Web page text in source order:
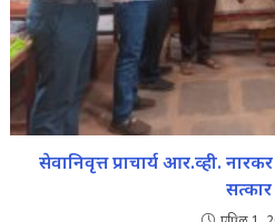
सेवानिवृत्त प्राचार्य आर.व्ही.
सत्कार